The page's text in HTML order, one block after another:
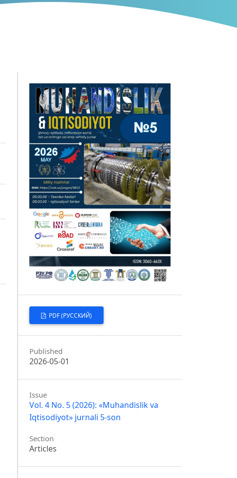
PDF (РУССКИЙ)
Published
2026-05-01
Issue
Vol. 4 No. 5 (2026): «Muhandislik va
Iqtisodiyot» jurnali 5-son
Section
Articles